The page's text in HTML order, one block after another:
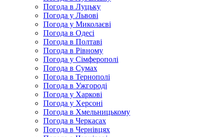
Погода в Луцьку
Погода у Львові
Погода у Миколаєві
Погода в Одесі
Погода в Полтаві
Погода в Рівному
Погода у Сімферополі
Погода в Сумах
Погода в Тернополі
Погода в Ужгороді
Погода у Харкові
Погода у Херсоні
Погода в Хмельницькому
Погода в Черкасах
Погода в Чернівцях